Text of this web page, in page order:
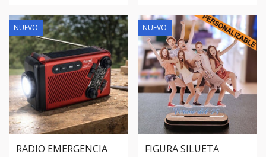
RADIO EMERGENCIA
NUEVO
FIGURA SILUETA
NUEVO